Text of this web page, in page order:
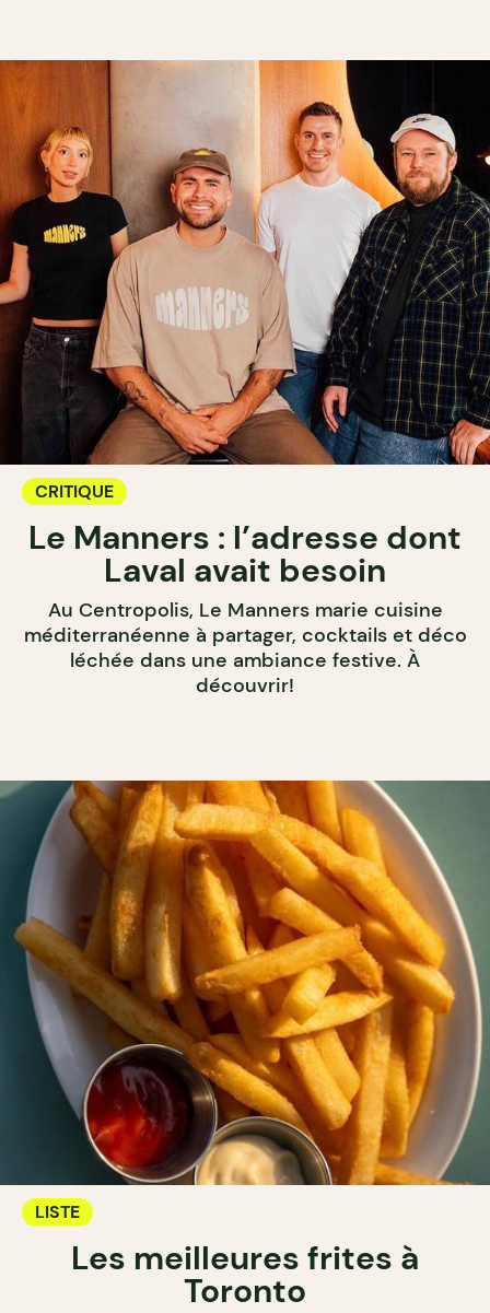
CRITIQUE
Le Manners : l’adresse dont
Laval avait besoin
Au Centropolis, Le Manners marie cuisine
méditerranéenne à partager, cocktails et déco
léchée dans une ambiance festive. À
découvrir!
LISTE
Les meilleures frites à
Toronto